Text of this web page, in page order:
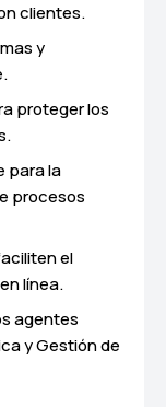
clientes.
y
proteger los
para la
procesos
el
línea.
agentes
y Gestión de